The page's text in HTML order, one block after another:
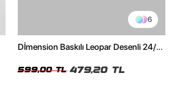
6
Dİmension Baskılı Leopar Desenli 24/1
599,00 TL 479,20 TL